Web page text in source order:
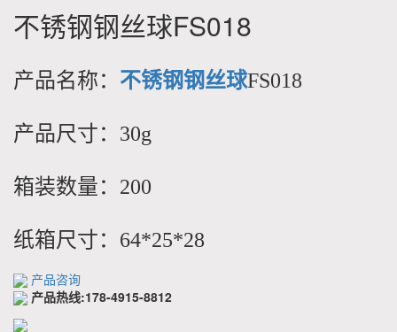
不锈钢钢丝球FS018
产品名称： 不锈钢钢丝球FS018
产品尺寸：30g
箱装数量：200
纸箱尺寸：64*25*28
产品咨询
产品热线:178-4915-8812